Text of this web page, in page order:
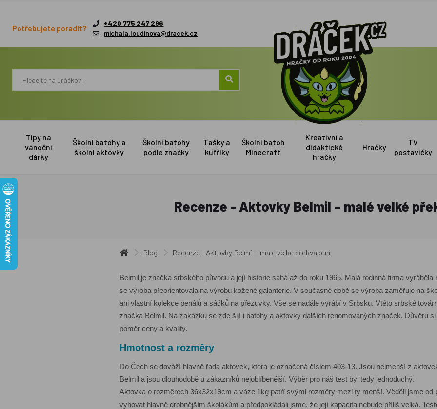
Potřebujete poradit?
+420 775 247 296
michala.loudinova@dracek.cz
Tipy na
vánoční
dárky
Školní batohy a
školní aktovky
Školní batohy
podle značky
Tašky a
kufříky
Školní batoh
Minecraft
Kreativní a
didaktické
hračky
Hračky
TV
postavičky
Recenze - Aktovky Belmil – malé velké
Blog Recenze - Aktovky Belmil – malé velké překvapení
Belmil je značka srbského původu a její historie sahá až do roku 1965. Malá rodinná firma
se výroba přeorientovala na výrobu kožené galanterie. V současné době se výroba zaměřuje na
ani vlastní kolekce penálů a sáčků na přezuvky. Vše se nadále vyrábí v Srbsku. Vtéto srbské
značka Belmil. Na zakázku se zde šijí i batohy a aktovky dalších renomovaných značek. Důvěru
poměr ceny a kvality.
Hmotnost a rozměry
Do Čech se dováží hlavně řada aktovek, která je označená číslem 403-13. Jsou nejmenší z
Belmil a jsou dlouhodobě u zákazníků nejoblíbenější. Výběr pro náš test byl tedy jednoduchý.
Aktovka o rozměrech 36x32x19cm a váze 1kg patří svými rozměry mezi ty menší. Věděli jsme od
vyhovat hlavně drobnějším školákům a předpokládali jsme, že její kapacita nebude příliš velká.